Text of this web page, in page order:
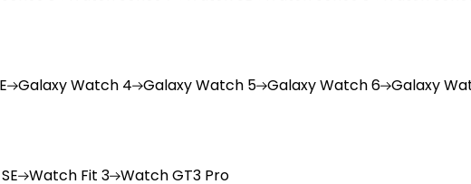
GalaxyWatch 4 GalaxyWatch 5 GalaxyWatch 6 Galaxy
Watch Fit 3 WatchGT3 Pro